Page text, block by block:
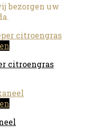
bezorgen uw
citroengras